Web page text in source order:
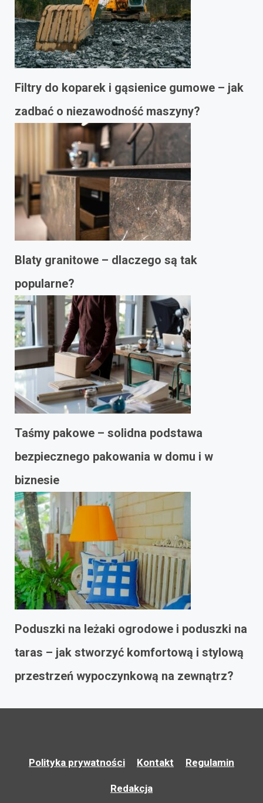
Filtry do koparek i gąsienice gumowe – jak
zadbać o niezawodność maszyny?
Blaty granitowe – dlaczego są tak
popularne?
Taśmy pakowe – solidna podstawa
bezpiecznego pakowania w domu i w
biznesie
Poduszki na leżaki ogrodowe i poduszki na
taras – jak stworzyć komfortową i stylową
przestrzeń wypoczynkową na zewnątrz?
Polityka prywatności Kontakt Regulamin
Redakcja